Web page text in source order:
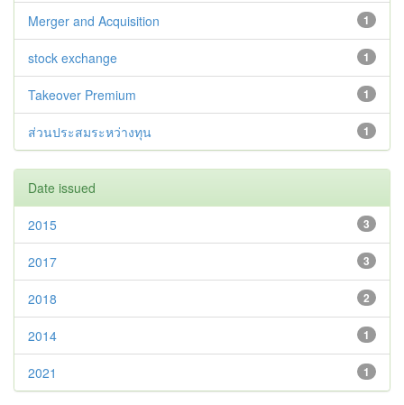
1
Merger and Acquisition
1
stock exchange
1
Takeover Premium
1
ส่วนประสมระหว่างทุน
Date issued
3
2015
3
2017
2
2018
1
2014
1
2021